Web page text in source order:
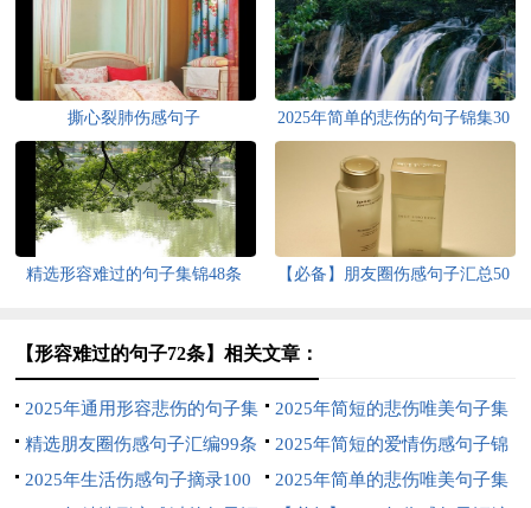
撕心裂肺伤感句子
2025年简单的悲伤的句子锦集30
条
精选形容难过的句子集锦48条
【必备】朋友圈伤感句子汇总50
【形容难过的句子72条】相关文章：
2025年通用形容悲伤的句子集
合44条
2025年简短的悲伤唯美句子集
合70句
精选朋友圈伤感句子汇编99条
2025年简短的爱情伤感句子锦
集80条
2025年生活伤感句子摘录100
2025年简单的悲伤唯美句子集